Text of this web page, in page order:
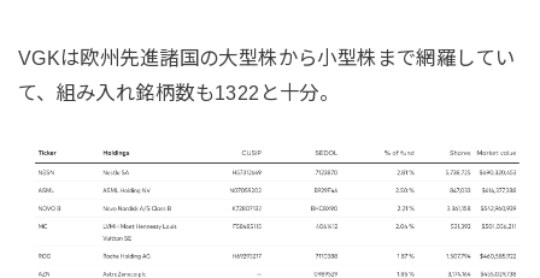
VGKは欧州先進諸国の大型株から小型株まで網羅してい
て、組み入れ銘柄数も1322と十分。